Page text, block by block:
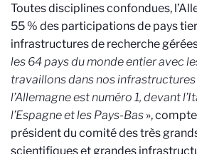
Toutes disciplines confondues,
55 % des participations de pays
infrastructures de recherche gérées
les 64 pays du monde entier avec
travaillons dans nos infrastructures
l’Allemagne est numéro 1, devant
l’Espagne et les Pays-Bas »,
président du comité des très
scientifiques et grandes